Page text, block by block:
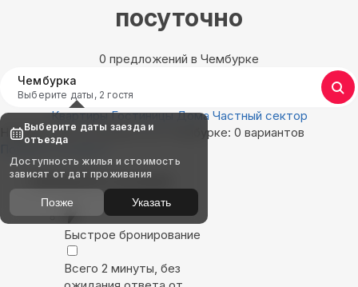
посуточно
0 предложений в Чембурке
Чембурка
Выберите даты, 2 гостя
Квартиры Гостиницы Дома Частный сектор
Найдём, где остановиться в Чембурке: 0 вариантов
Показать на карте
Выбирайте лучшее
Быстрое бронирование
Всего 2 минуты, без
Выберите даты заезда и
отъезда
Доступность жилья и стоимость
зависят от дат проживания
Позже Указать